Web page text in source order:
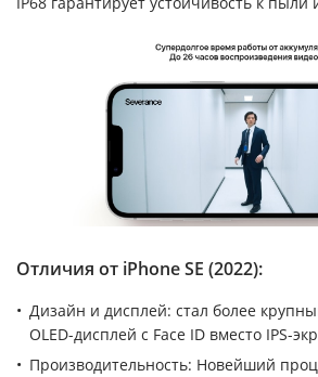
Отличия от iPhone SE (2022):
Дизайн и дисплей: стал более
OLED-дисплей с Face ID вместо IPS-
Производительность: Новейший